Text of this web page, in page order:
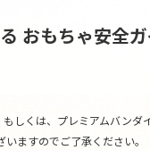
おもちゃ安全
くは、プレミアムバンダ
ますのでご了承ください。